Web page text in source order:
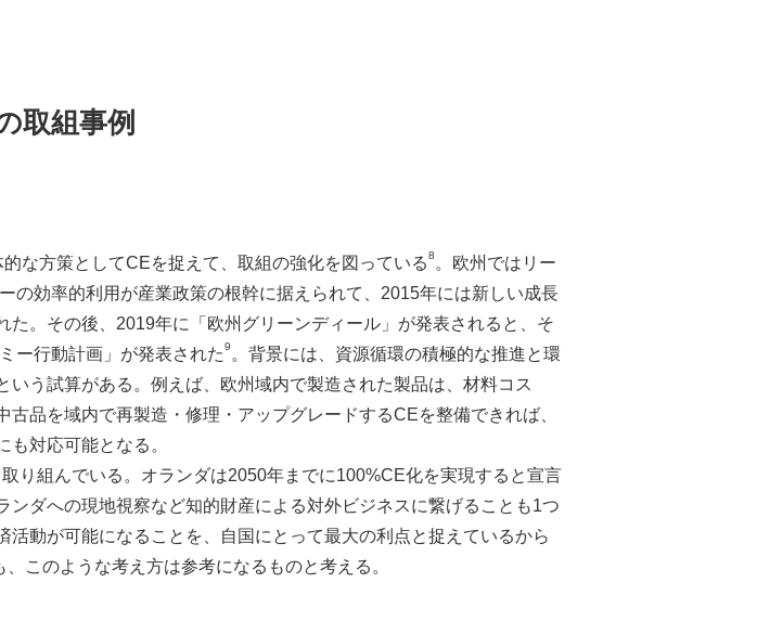
取組事例
な方策としてCEを捉えて、取組の強化を図っている8 。欧州ではリー
の効率的利用が産業政策の根幹に据えられて、2015年には新しい成長
。その後、2019年に「欧州グリーンディール」が発表されると、そ
ー行動計画」が発表された9 。背景には、資源循環の積極的な推進と環
う試算がある。例えば、欧州域内で製造された製品は、材料コス
品を域内で再製造・修理・アップグレードするCEを整備できれば、
対応可能となる。
り組んでいる。オランダは2050年までに100%CE化を実現すると宣言
ダへの現地視察など知的財産による対外ビジネスに繋げることも1つ
動が可能になることを、自国にとって最大の利点と捉えているから
このような考え方は参考になるものと考える。